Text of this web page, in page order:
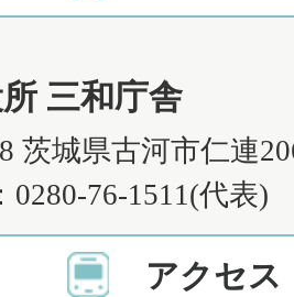
三和庁舎
茨城県古河市仁連
0280-76-1511(代表)
アクセス